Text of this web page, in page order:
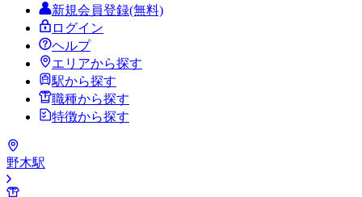
新規会員登録(無料)
ログイン
ヘルプ
エリアから探す
駅から探す
職種から探す
特徴から探す
野木駅